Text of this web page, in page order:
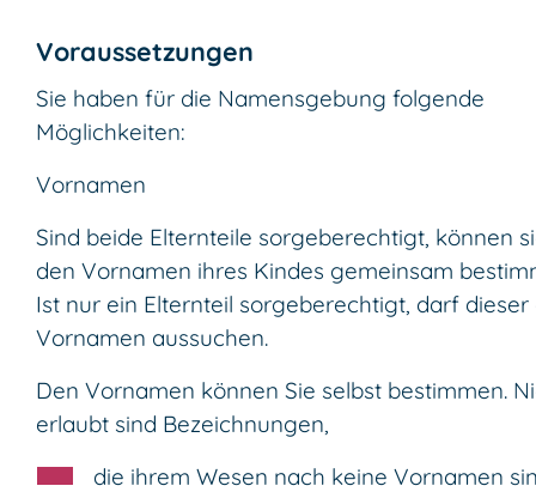
Voraussetzungen
Sie haben für die Namensgebung folgende
Möglichkeiten:
Vornamen
Sind beide Elternteile sorgeberechtigt, können
den Vornamen ihres Kindes gemeinsam
Ist nur ein Elternteil sorgeberechtigt, darf dieser
Vornamen aussuchen.
Den Vornamen können Sie selbst bestimmen.
erlaubt sind Bezeichnungen,
die ihrem Wesen nach keine Vornamen